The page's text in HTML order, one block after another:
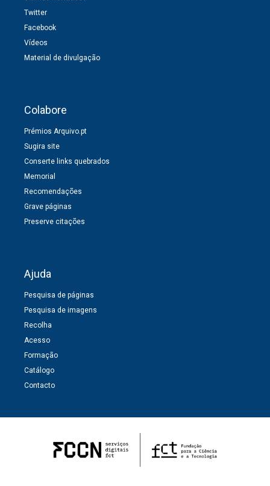
Twitter
Facebook
Vídeos
Material de divulgação
Colabore
Prémios Arquivo.pt
Sugira site
Conserte links quebrados
Memorial
Recomendações
Grave páginas
Preserve citações
Ajuda
Pesquisa de páginas
Pesquisa de imagens
Recolha
Acesso
Formação
Catálogo
Contacto